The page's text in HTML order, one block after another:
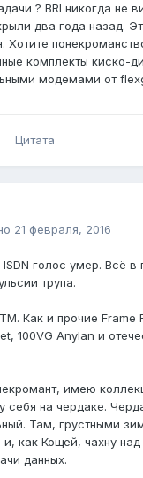
? BRI никогда не
два года назад.
Хотите
комплекты киско-
модемами от
Цитата
21 февраля, 2016
голос умер. Всё в
трупа.
Как и прочие Frame
100VG Anylan и
имею
себя на чердаке.
Там, грустными
как Кощей, чахну
данных.